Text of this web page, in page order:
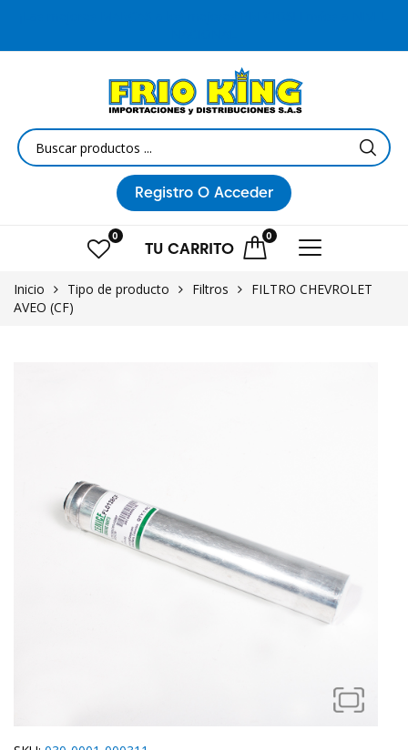
Registro O Acceder
0 0
TU CARRITO
Inicio Tipo de producto Filtros
FILTRO CHEVROLET
AVEO (CF)